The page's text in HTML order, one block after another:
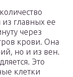
главных ее
через
крови. Она
но и из вен.
Это
клетки